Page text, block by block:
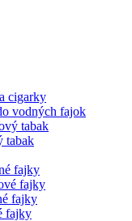
cigarky
vodných fajok
tabak
tabak
fajky
fajky
fajky
fajky